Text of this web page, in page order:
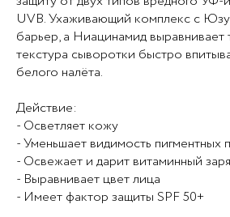
UVB. Ухаживающий комплекс с
барьер, а Ниацинамид выравнивает
текстура сыворотки быстро
белого налёта.
Действие:
- Осветляет кожу
- Уменьшает видимость пигментных
- Освежает и дарит витаминный
- Выравнивает цвет лица
- Имеет фактор защиты SPF 50+